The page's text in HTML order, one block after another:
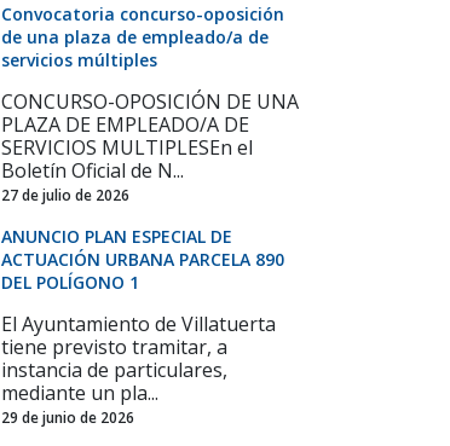
Convocatoria concurso-oposición
de una plaza de empleado/a de
servicios múltiples
CONCURSO-OPOSICIÓN DE UNA
PLAZA DE EMPLEADO/A DE
SERVICIOS MULTIPLESEn el
Boletín Oficial de N...
27 de julio de 2026
ANUNCIO PLAN ESPECIAL DE
ACTUACIÓN URBANA PARCELA 890
DEL POLÍGONO 1
El Ayuntamiento de Villatuerta
tiene previsto tramitar, a
instancia de particulares,
mediante un pla...
29 de junio de 2026